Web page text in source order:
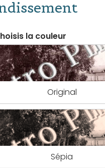
la couleur
Original
Sépia